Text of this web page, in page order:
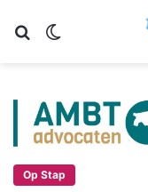
Zoeken
Op Stap